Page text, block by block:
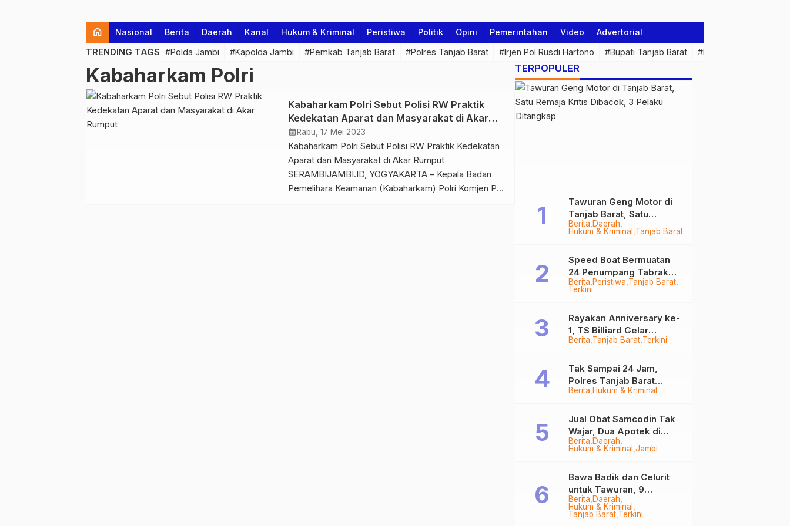
home Nasional Berita Daerah Kanal Hukum & Kriminal Peristiwa Politik Opini Pemerintahan Video Advertorial
TRENDING TAGS #Polda Jambi #Kapolda Jambi #Pemkab Tanjab Barat #Polres Tanjab Barat #Irjen Pol Rusdi Hartono #Bupati Tanjab Barat #Pemprov Jambi
Kabaharkam Polri
Kabaharkam Polri Sebut Polisi RW Praktik
Kedekatan Aparat dan Masyarakat di Akar
Rumput
calendar_month Rabu, 17 Mei 2023
Kabaharkam Polri Sebut Polisi RW Praktik Kedekatan
Aparat dan Masyarakat di Akar Rumput
SERAMBIJAMBI.ID, YOGYAKARTA – Kepala Badan
Pemelihara Keamanan (Kabaharkam) Polri Komjen Pol
TERPOPULER
Berita Daerah
Hukum & Kriminal Tanjab Barat
Tawuran Geng Motor di
Tanjab Barat, Satu
Remaja Kritis Dibacok, 3
Pelaku Ditangkap
Berita Peristiwa Tanjab Barat
Terkini
Speed Boat Bermuatan
24 Penumpang Tabrak
Togok di Kuala Tungkal,
Berita Tanjab Barat Terkini
Rayakan Anniversary ke-
1, TS Billiard Gelar
Turnamen 9 Ball
Berita Hukum & Kriminal
Tak Sampai 24 Jam,
Polres Tanjab Barat
Ringkus Komplotan
Tungkal
Berita Daerah
Hukum & Kriminal Jambi
Jual Obat Samcodin Tak
Wajar, Dua Apotek di
Tanjab Barat Disegel
Berita Daerah
Hukum & Kriminal
Tanjab Barat Terkini
Bawa Badik dan Celurit
untuk Tawuran, 9
Anggota Geng Motor di
Tanjab Barat Diringkus